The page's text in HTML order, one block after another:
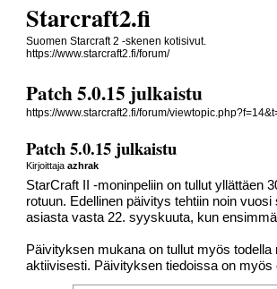
Starcraft2.fi
Suomen Starcraft 2 -skenen kotisivut.
https://www.starcraft2.fi/forum/
Patch 5.0.15 julkaistu
https://www.starcraft2.fi/forum/
Patch 5.0.15 julkaistu
Kirjoittajaazhrak
StarCraft II -moninpeliin on tullut yllättäen
rotuun. Edellinen päivitys tehtiin noin
asiasta vasta 22. syyskuuta, kun
Päivityksen mukana on tullut myös
aktiivisesti. Päivityksen tiedoissa on